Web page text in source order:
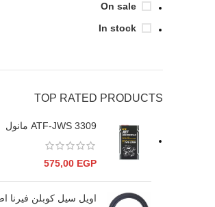
On sale
In stock
TOP RATED PRODUCTS
ATF-JWS 3309 مانول
575,00 EGP
اويل سيل كوبلن فيرنا